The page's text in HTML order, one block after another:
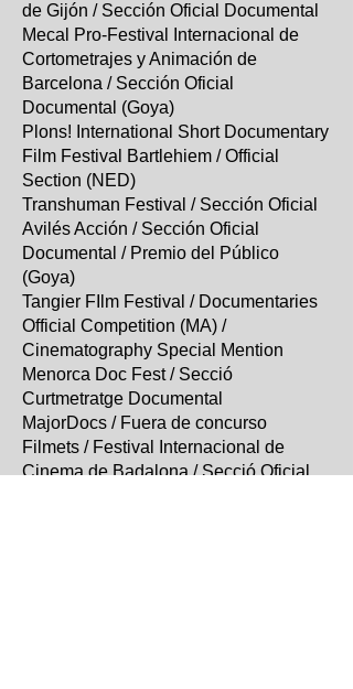
de Gijón / Sección Oficial Documental
Mecal Pro-Festival Internacional de
Cortometrajes y Animación de
Barcelona / Sección Oficial
Documental (Goya)
Plons! International Short Documentary
Film Festival Bartlehiem / Official
Section​ (NED)
Transhuman Festival / Sección Oficial
Avilés Acción / Sección Oficial
Documental / Premio del Público
(Goya)
Tangier FIlm Festival / Documentaries
Official Competition (MA) /
Cinematography Special Mention
Menorca Doc Fest / Secció
Curtmetratge Documental
MajorDocs / Fuera de concurso
Filmets / Festival Internacional de
Cinema de Badalona / Secció Oficial